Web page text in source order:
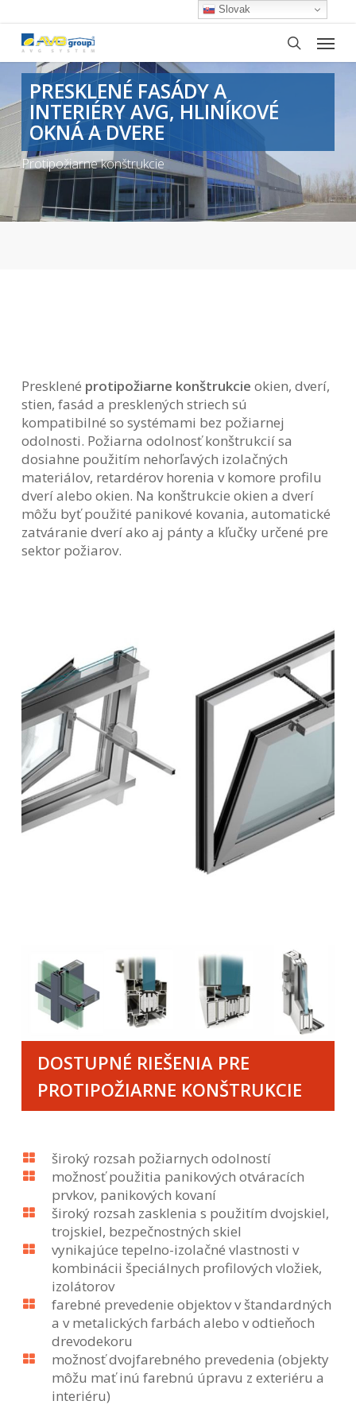
main
content
search
Menu
PRESKLENÉ FASÁDY A
INTERIÉRY AVG, HLINÍKOVÉ
OKNÁ A DVERE
Protipožiarne konštrukcie
Presklené protipožiarne konštrukcie okien, dverí,
stien, fasád a presklených striech sú
kompatibilné so systémami bez požiarnej
odolnosti. Požiarna odolnosť konštrukcií sa
dosiahne použitím nehorľavých izolačných
materiálov, retardérov horenia v komore profilu
dverí alebo okien. Na konštrukcie okien a dverí
môžu byť použité panikové kovania, automatické
zatváranie dverí ako aj pánty a kľučky určené pre
sektor požiarov.
DOSTUPNÉ RIEŠENIA PRE
PROTIPOŽIARNE KONŠTRUKCIE
široký rozsah požiarnych odolností
možnosť použitia panikových otváracích
prvkov, panikových kovaní
široký rozsah zasklenia s použitím dvojskiel,
trojskiel, bezpečnostných skiel
vynikajúce tepelno-izolačné vlastnosti v
kombinácii špeciálnych profilových vložiek,
izolátorov
farebné prevedenie objektov v štandardných
a v metalických farbách alebo v odtieňoch
drevodekoru
možnosť dvojfarebného prevedenia (objekty
môžu mať inú farebnú úpravu z exteriéru a
interiéru)
Slovak